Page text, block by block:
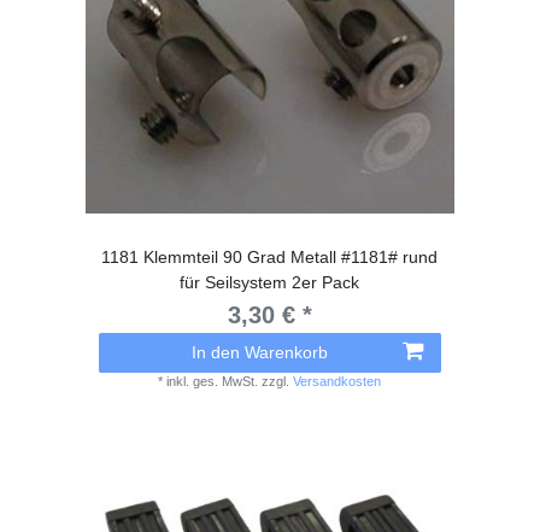
1181 Klemmteil 90 Grad Metall #1181# rund
für Seilsystem 2er Pack
3,30 € *
In den Warenkorb
*inkl. ges. MwSt. zzgl.Versandkosten